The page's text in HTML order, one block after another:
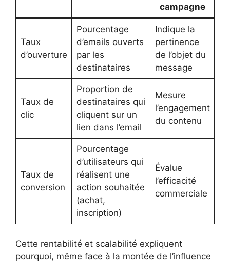
campagne
Taux
d’ouverture
Pourcentage
d’emails ouverts
par les
destinataires
Indique la
pertinence
de l’objet du
message
Taux de
clic
Proportion de
destinataires qui
cliquent sur un
lien dans l’email
Mesure
l’engagement
du contenu
Taux de
conversion
Pourcentage
d’utilisateurs qui
réalisent une
action souhaitée
(achat,
inscription)
Évalue
l’efficacité
commerciale
Cette rentabilité et scalabilité expliquent
pourquoi, même face à la montée de l’influence